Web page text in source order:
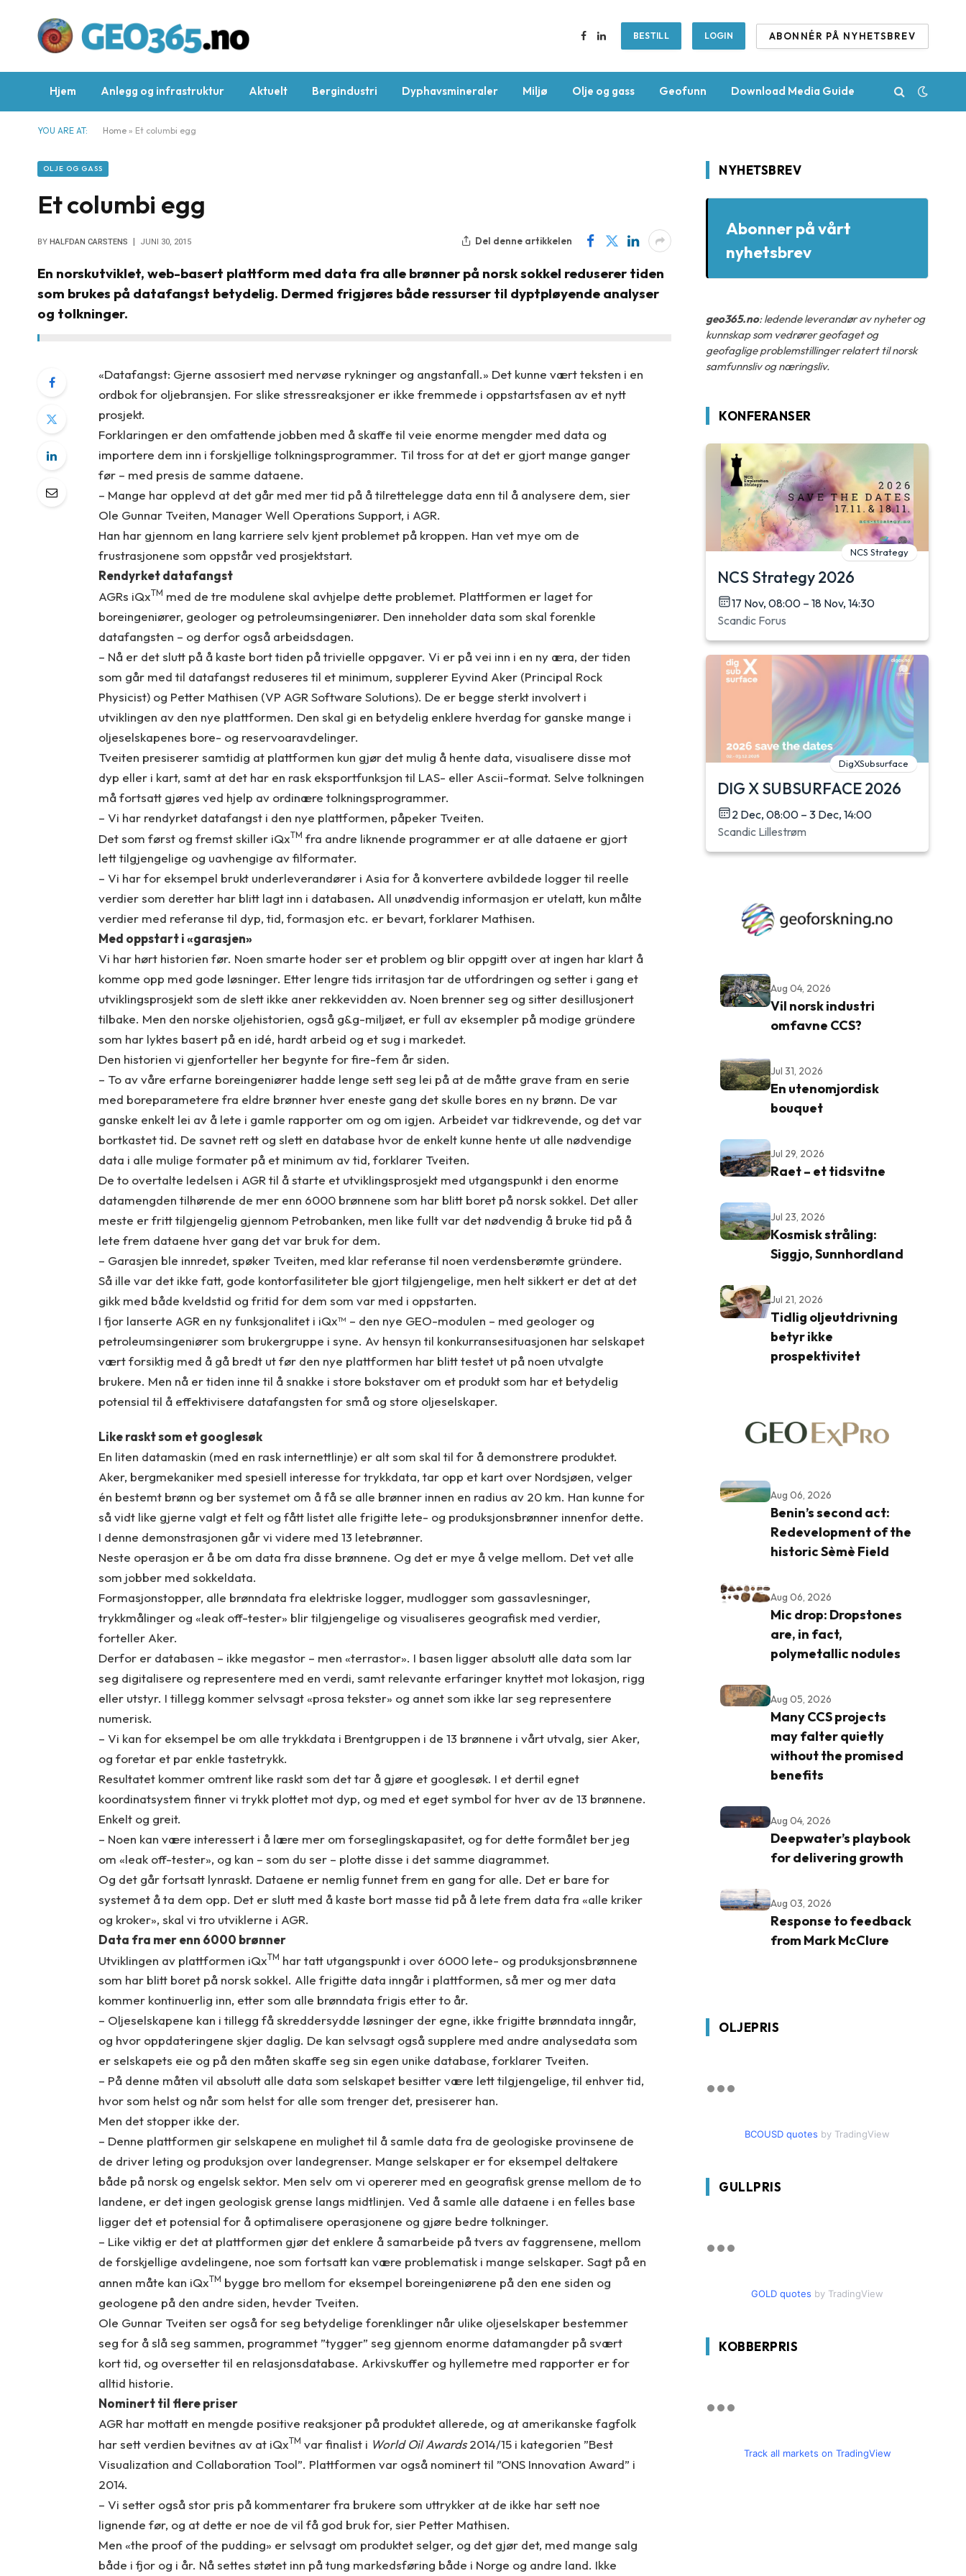
Facebook
LinkedInBESTILL LOGIN ABONNÉR PÅ NYHETSBREV
Hjem Anlegg og infrastruktur Aktuelt Bergindustri Dyphavsmineraler Miljø Olje og gass Geofunn Download Media Guide
YOU ARE AT: Home » Et columbi egg
OLJE OG GASS
Et columbi egg
BY HALFDAN CARSTENS JUNI 30, 2015 Del denne artikkelen
En norskutviklet, web-basert plattform med data fra alle brønner på norsk sokkel reduserer tiden
som brukes på datafangst betydelig. Dermed frigjøres både ressurser til dyptpløyende analyser
og tolkninger.
«Datafangst: Gjerne assosiert med nervøse rykninger og angstanfall.» Det kunne vært teksten i en
ordbok for oljebransjen. For slike stressreaksjoner er ikke fremmede i oppstartsfasen av et nytt
prosjekt.
Forklaringen er den omfattende jobben med å skaffe til veie enorme mengder med data og
importere dem inn i forskjellige tolkningsprogrammer. Til tross for at det er gjort mange ganger
før – med presis de samme dataene.
– Mange har opplevd at det går med mer tid på å tilrettelegge data enn til å analysere dem, sier
Ole Gunnar Tveiten, Manager Well Operations Support, i AGR.
Han har gjennom en lang karriere selv kjent problemet på kroppen. Han vet mye om de
frustrasjonene som oppstår ved prosjektstart.
Rendyrket datafangst
AGRs iQxTM med de tre modulene skal avhjelpe dette problemet. Plattformen er laget for
boreingeniører, geologer og petroleumsingeniører. Den inneholder data som skal forenkle
datafangsten – og derfor også arbeidsdagen.
– Nå er det slutt på å kaste bort tiden på trivielle oppgaver. Vi er på vei inn i en ny æra, der tiden
som går med til datafangst reduseres til et minimum, supplerer Eyvind Aker (Principal Rock
Physicist) og Petter Mathisen (VP AGR Software Solutions). De er begge sterkt involvert i
utviklingen av den nye plattformen. Den skal gi en betydelig enklere hverdag for ganske mange i
oljeselskapenes bore- og reservoaravdelinger.
Tveiten presiserer samtidig at plattformen kun gjør det mulig å hente data, visualisere disse mot
dyp eller i kart, samt at det har en rask eksportfunksjon til LAS- eller Ascii-format. Selve tolkningen
må fortsatt gjøres ved hjelp av ordinære tolkningsprogrammer.
– Vi har rendyrket datafangst i den nye plattformen, påpeker Tveiten.
Det som først og fremst skiller iQxTM fra andre liknende programmer er at alle dataene er gjort
lett tilgjengelige og uavhengige av filformater.
– Vi har for eksempel brukt underleverandører i Asia for å konvertere avbildede logger til reelle
verdier som deretter har blitt lagt inn i databasen. All unødvendig informasjon er utelatt, kun målte
verdier med referanse til dyp, tid, formasjon etc. er bevart, forklarer Mathisen.
Med oppstart i «garasjen»
Vi har hørt historien før. Noen smarte hoder ser et problem og blir oppgitt over at ingen har klart å
komme opp med gode løsninger. Etter lengre tids irritasjon tar de utfordringen og setter i gang et
utviklingsprosjekt som de slett ikke aner rekkevidden av. Noen brenner seg og sitter desillusjonert
tilbake. Men den norske oljehistorien, også g&g-miljøet, er full av eksempler på modige gründere
som har lyktes basert på en idé, hardt arbeid og et sug i markedet.
Den historien vi gjenforteller her begynte for fire-fem år siden.
– To av våre erfarne boreingeniører hadde lenge sett seg lei på at de måtte grave fram en serie
med boreparametere fra eldre brønner hver eneste gang det skulle bores en ny brønn. De var
ganske enkelt lei av å lete i gamle rapporter om og om igjen. Arbeidet var tidkrevende, og det var
bortkastet tid. De savnet rett og slett en database hvor de enkelt kunne hente ut alle nødvendige
data i alle mulige formater på et minimum av tid, forklarer Tveiten.
De to overtalte ledelsen i AGR til å starte et utviklingsprosjekt med utgangspunkt i den enorme
datamengden tilhørende de mer enn 6000 brønnene som har blitt boret på norsk sokkel. Det aller
meste er fritt tilgjengelig gjennom Petrobanken, men like fullt var det nødvendig å bruke tid på å
lete frem dataene hver gang det var bruk for dem.
– Garasjen ble innredet, spøker Tveiten, med klar referanse til noen verdensberømte gründere.
Så ille var det ikke fatt, gode kontorfasiliteter ble gjort tilgjengelige, men helt sikkert er det at det
gikk med både kveldstid og fritid for dem som var med i oppstarten.
I fjor lanserte AGR en ny funksjonalitet i iQx™ – den nye GEO-modulen – med geologer og
petroleumsingeniører som brukergruppe i syne. Av hensyn til konkurransesituasjonen har selskapet
vært forsiktig med å gå bredt ut før den nye plattformen har blitt testet ut på noen utvalgte
brukere. Men nå er tiden inne til å snakke i store bokstaver om et produkt som har et betydelig
potensial til å effektivisere datafangsten for små og store oljeselskaper.
Like raskt som et googlesøk
En liten datamaskin (med en rask internettlinje) er alt som skal til for å demonstrere produktet.
Aker, bergmekaniker med spesiell interesse for trykkdata, tar opp et kart over Nordsjøen, velger
én bestemt brønn og ber systemet om å få se alle brønner innen en radius av 20 km. Han kunne for
så vidt like gjerne valgt et felt og fått listet alle frigitte lete- og produksjonsbrønner innenfor dette.
I denne demonstrasjonen går vi videre med 13 letebrønner.
Neste operasjon er å be om data fra disse brønnene. Og det er mye å velge mellom. Det vet alle
som jobber med sokkeldata.
Formasjonstopper, alle brønndata fra elektriske logger, mudlogger som gassavlesninger,
trykkmålinger og «leak off-tester» blir tilgjengelige og visualiseres geografisk med verdier,
forteller Aker.
Derfor er databasen – ikke megastor – men «terrastor». I basen ligger absolutt alle data som lar
seg digitalisere og representere med en verdi, samt relevante erfaringer knyttet mot lokasjon, rigg
eller utstyr. I tillegg kommer selvsagt «prosa tekster» og annet som ikke lar seg representere
numerisk.
– Vi kan for eksempel be om alle trykkdata i Brentgruppen i de 13 brønnene i vårt utvalg, sier Aker,
og foretar et par enkle tastetrykk.
Resultatet kommer omtrent like raskt som det tar å gjøre et googlesøk. I et dertil egnet
koordinatsystem finner vi trykk plottet mot dyp, og med et eget symbol for hver av de 13 brønnene.
Enkelt og greit.
– Noen kan være interessert i å lære mer om forseglingskapasitet, og for dette formålet ber jeg
om «leak off-tester», og kan – som du ser – plotte disse i det samme diagrammet.
Og det går fortsatt lynraskt. Dataene er nemlig funnet frem en gang for alle. Det er bare for
systemet å ta dem opp. Det er slutt med å kaste bort masse tid på å lete frem data fra «alle kriker
og kroker», skal vi tro utviklerne i AGR.
Data fra mer enn 6000 brønner
Utviklingen av plattformen iQxTM har tatt utgangspunkt i over 6000 lete- og produksjonsbrønnene
som har blitt boret på norsk sokkel. Alle frigitte data inngår i plattformen, så mer og mer data
kommer kontinuerlig inn, etter som alle brønndata frigis etter to år.
– Oljeselskapene kan i tillegg få skreddersydde løsninger der egne, ikke frigitte brønndata inngår,
og hvor oppdateringene skjer daglig. De kan selvsagt også supplere med andre analysedata som
er selskapets eie og på den måten skaffe seg sin egen unike database, forklarer Tveiten.
– På denne måten vil absolutt alle data som selskapet besitter være lett tilgjengelige, til enhver tid,
hvor som helst og når som helst for alle som trenger det, presiserer han.
Men det stopper ikke der.
– Denne plattformen gir selskapene en mulighet til å samle data fra de geologiske provinsene de
de driver leting og produksjon over landegrenser. Mange selskaper er for eksempel deltakere
både på norsk og engelsk sektor. Men selv om vi opererer med en geografisk grense mellom de to
landene, er det ingen geologisk grense langs midtlinjen. Ved å samle alle dataene i en felles base
ligger det et potensial for å optimalisere operasjonene og gjøre bedre tolkninger.
– Like viktig er det at plattformen gjør det enklere å samarbeide på tvers av faggrensene, mellom
de forskjellige avdelingene, noe som fortsatt kan være problematisk i mange selskaper. Sagt på en
annen måte kan iQxTM bygge bro mellom for eksempel boreingeniørene på den ene siden og
geologene på den andre siden, hevder Tveiten.
Ole Gunnar Tveiten ser også for seg betydelige forenklinger når ulike oljeselskaper bestemmer
seg for å slå seg sammen, programmet ”tygger” seg gjennom enorme datamangder på svært
kort tid, og oversetter til en relasjonsdatabase. Arkivskuffer og hyllemetre med rapporter er for
alltid historie.
Nominert til flere priser
AGR har mottatt en mengde positive reaksjoner på produktet allerede, og at amerikanske fagfolk
har sett verdien bevitnes av at iQxTM var finalist i World Oil Awards2014/15 i kategorien ”Best
Visualization and Collaboration Tool”. Plattformen var også nominert til ”ONS Innovation Award” i
2014.
– Vi setter også stor pris på kommentarer fra brukere som uttrykker at de ikke har sett noe
lignende før, og at dette er noe de vil få god bruk for, sier Petter Mathisen.
Men «the proof of the pudding» er selvsagt om produktet selger, og det gjør det, med mange salg
både i fjor og i år. Nå settes støtet inn på tung markedsføring både i Norge og andre land. Ikke
NYHETSBREV
Abonner på vårt
nyhetsbrev
geo365.no: ledende leverandør av nyheter og
kunnskap som vedrører geofaget og
geofaglige problemstillinger relatert til norsk
samfunnsliv og næringsliv.
KONFERANSER
NCS Strategy
NCS Strategy 2026
17 Nov, 08:00 – 18 Nov, 14:30
Scandic Forus
DigXSubsurface
DIG X SUBSURFACE 2026
2 Dec, 08:00 – 3 Dec, 14:00
Scandic Lillestrøm
Aug 04, 2026
Vil norsk industri
omfavne CCS?
Jul 31, 2026
En utenomjordisk
bouquet
Jul 29, 2026
Raet – et tidsvitne
Jul 23, 2026
Kosmisk stråling:
Siggjo, Sunnhordland
Jul 21, 2026
Tidlig oljeutdrivning
betyr ikke
prospektivitet
Aug 06, 2026
Benin’s second act:
Redevelopment of the
historic Sèmè Field
Aug 06, 2026
Mic drop: Dropstones
are, in fact,
polymetallic nodules
Aug 05, 2026
Many CCS projects
may falter quietly
without the promised
benefits
Aug 04, 2026
Deepwater’s playbook
for delivering growth
Aug 03, 2026
Response to feedback
from Mark McClure
OLJEPRIS
BCOUSD quotes by TradingView
GULLPRIS
GOLD quotes by TradingView
KOBBERPRIS
Track all markets on TradingView